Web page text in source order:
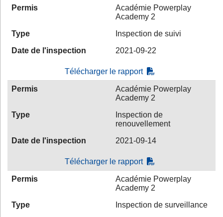
Permis
Académie Powerplay
Academy 2
Type
Inspection de suivi
Date de l'inspection
2021-09-22
Télécharger le rapport
Permis
Académie Powerplay
Academy 2
Type
Inspection de
renouvellement
Date de l'inspection
2021-09-14
Télécharger le rapport
Permis
Académie Powerplay
Academy 2
Type
Inspection de surveillance